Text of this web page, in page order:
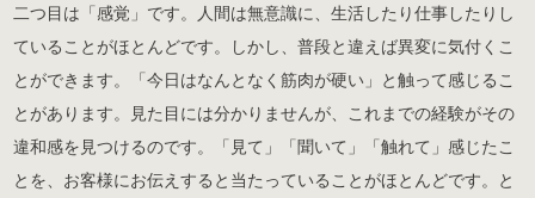
二つ目は「感覚」です。人間は無意識に、生活したり仕事したりし
ていることがほとんどです。しかし、普段と違えば異変に気付くこ
とができます。「今日はなんとなく筋肉が硬い」と触って感じるこ
とがあります。見た目には分かりませんが、これまでの経験がその
違和感を見つけるのです。「見て」「聞いて」「触れて」感じたこ
とを、お客様にお伝えすると当たっていることがほとんどです。と